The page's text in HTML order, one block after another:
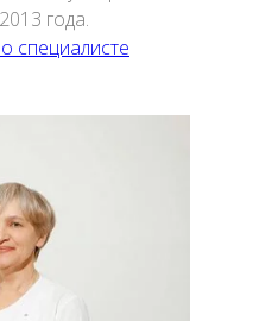
года.
специалисте